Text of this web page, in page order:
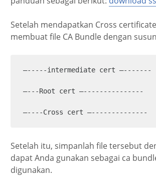
Setelah mendapatkan Cross
membuat file CA Bundle dengan
—-----intermediate cert —-------
—---Root cert —---------------
—----Cross cert —--------------
Setelah itu, simpanlah file tersebut
dapat Anda gunakan sebagai ca
digunakan.